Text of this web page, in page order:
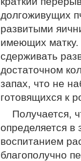
долгоживущих
развитыми
имеющих матку.
сдерживать
достаточном
запах, что не
готовящихся к
Получается,
определяется
воспитанием
благопо­лучно